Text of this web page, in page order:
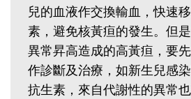
兒的血液作交換輸血，快速
素，避免核黃疸的發生。但
異常昇高造成的高黃疸，要
作診斷及治療，如新生兒感
抗生素，來自代謝性的異常